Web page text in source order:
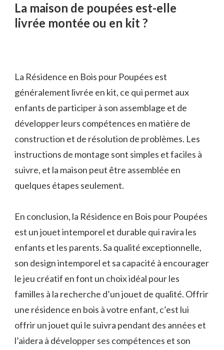
La maison de poupées est-elle
livrée montée ou en kit ?
La Résidence en Bois pour Poupées est
généralement livrée en kit, ce qui permet aux
enfants de participer à son assemblage et de
développer leurs compétences en matière de
construction et de résolution de problèmes. Les
instructions de montage sont simples et faciles à
suivre, et la maison peut être assemblée en
quelques étapes seulement.
En conclusion, la Résidence en Bois pour Poupées
est un jouet intemporel et durable qui ravira les
enfants et les parents. Sa qualité exceptionnelle,
son design intemporel et sa capacité à encourager
le jeu créatif en font un choix idéal pour les
familles à la recherche d’un jouet de qualité. Offrir
une résidence en bois à votre enfant, c’est lui
offrir un jouet qui le suivra pendant des années et
l’aidera à développer ses compétences et son